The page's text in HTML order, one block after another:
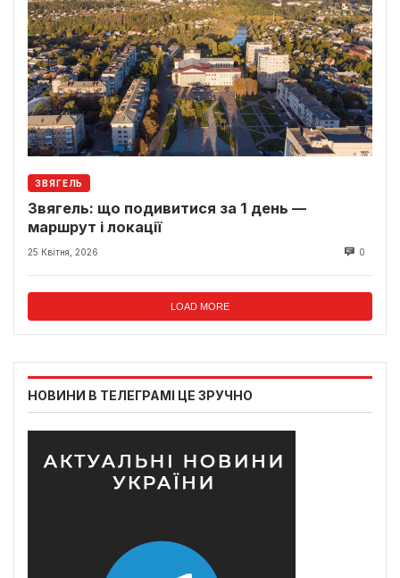
ЗВЯГЕЛЬ
Звягель: що подивитися за 1 день —
маршрут і локації
25 Квітня, 2026 0
LOAD MORE
НОВИНИ В ТЕЛЕГРАМІ ЦЕ ЗРУЧНО